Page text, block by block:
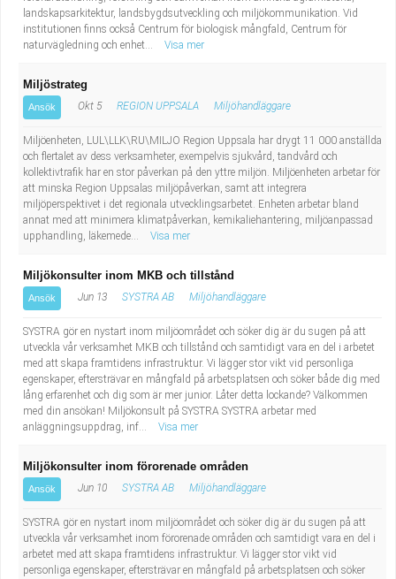
landskapsarkitektur, landsbygdsutveckling och miljökommunikation. Vid
institutionen finns också Centrum för biologisk mångfald, Centrum för
naturvägledning och enhet...
Visa mer
Miljöstrateg
Ansök Okt 5 REGION UPPSALA Miljöhandläggare
Miljöenheten, LUL\LLK\RU\MILJO Region Uppsala har drygt 11 000 anställda
och flertalet av dess verksamheter, exempelvis sjukvård, tandvård och
kollektivtrafik har en stor påverkan på den yttre miljön. Miljöenheten arbetar för
att minska Region Uppsalas miljöpåverkan, samt att integrera
miljöperspektivet i det regionala utvecklingsarbetet. Enheten arbetar bland
annat med att minimera klimatpåverkan, kemikaliehantering, miljöanpassad
upphandling, läkemede...
Visa mer
Miljökonsulter inom MKB och tillstånd
Ansök Jun 13 SYSTRA AB Miljöhandläggare
SYSTRA gör en nystart inom miljöområdet och söker dig är du sugen på att
utveckla vår verksamhet MKB och tillstånd och samtidigt vara en del i arbetet
med att skapa framtidens infrastruktur. Vi lägger stor vikt vid personliga
egenskaper, eftersträvar en mångfald på arbetsplatsen och söker både dig med
lång erfarenhet och dig som är mer junior. Låter detta lockande? Välkommen
med din ansökan! Miljökonsult på SYSTRA SYSTRA arbetar med
anläggningsuppdrag, inf...
Visa mer
Miljökonsulter inom förorenade områden
Ansök Jun 10 SYSTRA AB Miljöhandläggare
SYSTRA gör en nystart inom miljöområdet och söker dig är du sugen på att
utveckla vår verksamhet inom förorenade områden och samtidigt vara en del i
arbetet med att skapa framtidens infrastruktur. Vi lägger stor vikt vid
personliga egenskaper, eftersträvar en mångfald på arbetsplatsen och söker